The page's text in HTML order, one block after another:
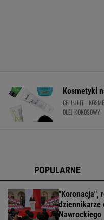
Kosmetyki
CELLULIT
OLEJ KOKOSOWY
POPULARNE
"Koronacja",
dziennikarze
Nawrockiego